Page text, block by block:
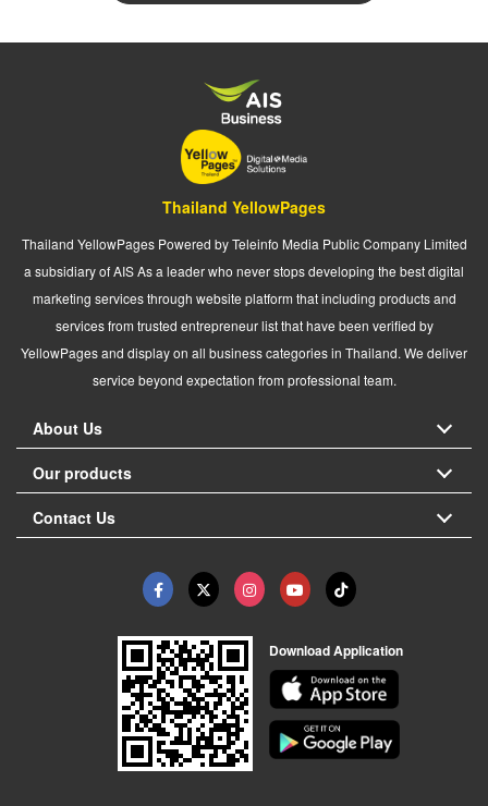
Thailand YellowPages
Thailand YellowPages Powered by Teleinfo Media Public Company Limited
a subsidiary of AIS As a leader who never stops developing the best digital
marketing services through website platform that including products and
services from trusted entrepreneur list that have been verified by
YellowPages and display on all business categories in Thailand. We deliver
service beyond expectation from professional team.
About Us
Our products
Contact Us
Download Application